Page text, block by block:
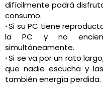
difícilmente podrá
consumo.
·Si su PC tiene
la PC y no
simultáneamente.
·Si se va por un rato
que nadie escucha y
también energía perdida.